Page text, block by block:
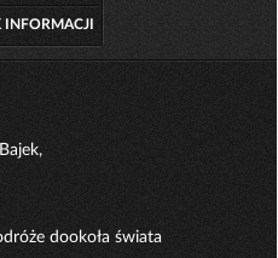
INFORMACJI
dookoła świata